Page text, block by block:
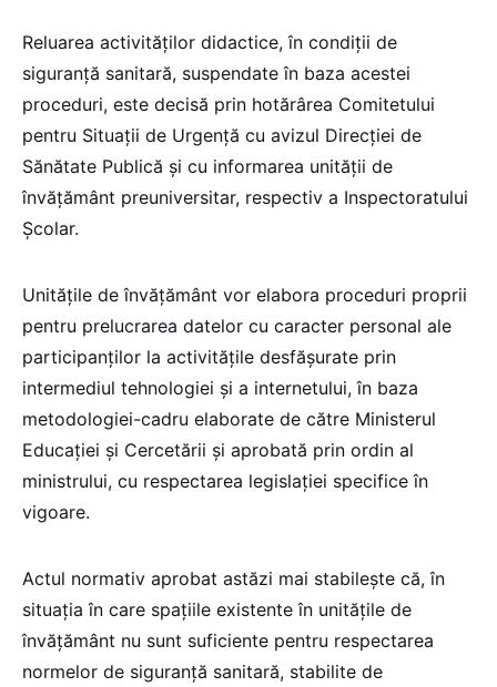
Reluarea activităților didactice, în condiții de
siguranță sanitară, suspendate în baza acestei
proceduri, este decisă prin hotărârea Comitetului
pentru Situații de Urgență cu avizul Direcției de
Sănătate Publică și cu informarea unității de
învățământ preuniversitar, respectiv a Inspectoratului
Școlar.
Unitățile de învățământ vor elabora proceduri proprii
pentru prelucrarea datelor cu caracter personal ale
participanților la activitățile desfășurate prin
intermediul tehnologiei și a internetului, în baza
metodologiei-cadru elaborate de către Ministerul
Educației și Cercetării și aprobată prin ordin al
ministrului, cu respectarea legislației specifice în
vigoare.
Actul normativ aprobat astăzi mai stabilește că, în
situația în care spațiile existente în unitățile de
învățământ nu sunt suficiente pentru respectarea
normelor de siguranță sanitară, stabilite de